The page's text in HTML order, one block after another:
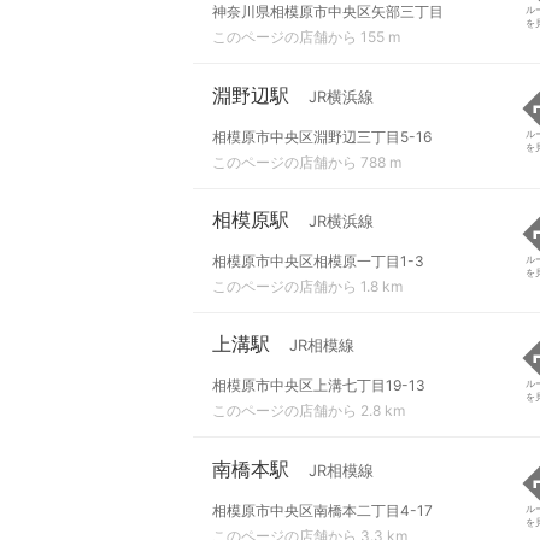
神奈川県相模原市中央区矢部三丁目
このページの店舗から 155 m
ル
を
淵野辺駅 JR横浜線
相模原市中央区淵野辺三丁目5-16
このページの店舗から 788 m
ル
を
相模原駅 JR横浜線
相模原市中央区相模原一丁目1-3
このページの店舗から 1.8 km
ル
を
上溝駅 JR相模線
相模原市中央区上溝七丁目19-13
このページの店舗から 2.8 km
ル
を
南橋本駅 JR相模線
相模原市中央区南橋本二丁目4-17
このページの店舗から 3.3 km
ル
を